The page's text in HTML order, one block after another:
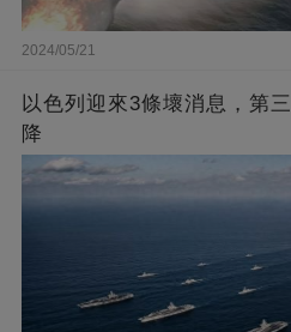
2024/05/21
以色列迎來3條壞消息，第
降